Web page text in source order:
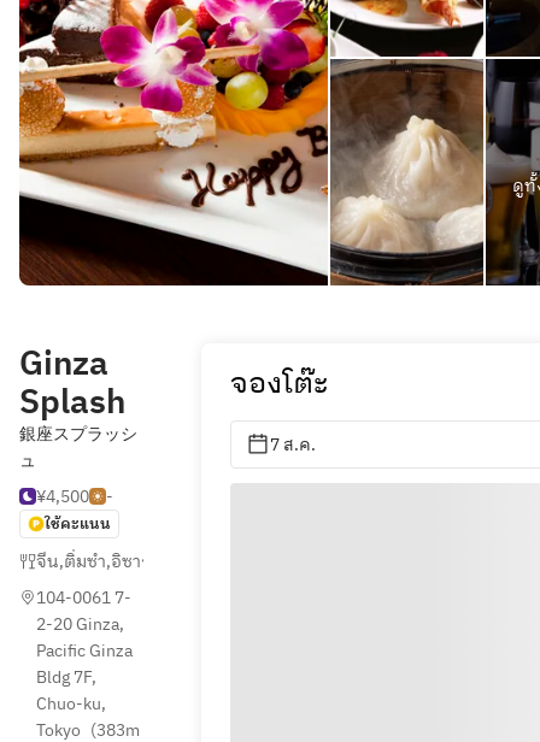
ดูทั้
Ginza
Splash
銀座スプラッシ
ュ
¥4,500
-
ใช้คะแนน
จีน,ติ่มซำ,อิซากายา (ร้านเหล้าแบบญี่ปุ่น)
104-0061 7-
2-20 Ginza,
Pacific Ginza
Bldg 7F,
Chuo-ku,
Tokyo (383m
จองโต๊ะ
7 ส.ค.